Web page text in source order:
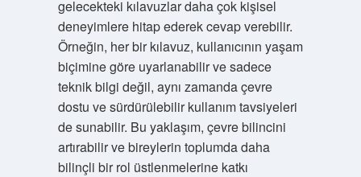
gelecekteki kılavuzlar daha çok kişisel
deneyimlere hitap ederek cevap verebilir.
Örneğin, her bir kılavuz, kullanıcının yaşam
biçimine göre uyarlanabilir ve sadece
teknik bilgi değil, aynı zamanda çevre
dostu ve sürdürülebilir kullanım tavsiyeleri
de sunabilir. Bu yaklaşım, çevre bilincini
artırabilir ve bireylerin toplumda daha
bilinçli bir rol üstlenmelerine katkı